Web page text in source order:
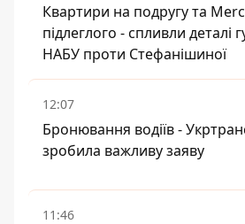
Квартири на подругу та
підлеглого - спливли деталі
НАБУ проти Стефанішиної
12:07
Бронювання водіїв -
зробила важливу заяву
11:46